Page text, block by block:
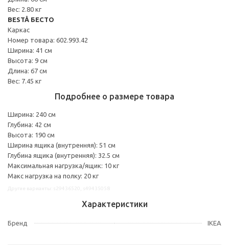
Вес: 2.80 кг
BESTÅ БЕСТО
Каркас
Номер товара: 602.993.42
Ширина: 41 см
Высота: 9 см
Длина: 67 см
Вес: 7.45 кг
Подробнее о размере товара
Ширина: 240 см
Глубина: 42 см
Высота: 190 см
Ширина ящика (внутренняя): 51 см
Глубина ящика (внутренняя): 32.5 см
Максимальная нагрузка/ящик: 10 кг
Макс нагрузка на полку: 20 кг
Характеристики
Бренд IKEA